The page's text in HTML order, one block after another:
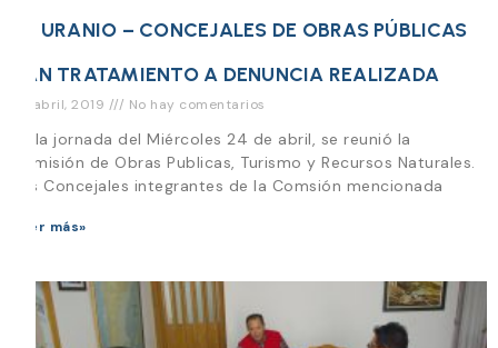
DE URANIO – CONCEJALES DE OBRAS PÚBLICAS
DAN TRATAMIENTO A DENUNCIA REALIZADA
26 abril, 2019 No hay comentarios
En la jornada del Miércoles 24 de abril, se reunió la
Comisión de Obras Publicas, Turismo y Recursos Naturales.
Los Concejales integrantes de la Comsión mencionada
Leer más»